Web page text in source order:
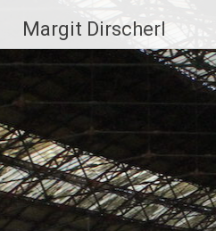
Inhalt
springen
Margit Dirscherl